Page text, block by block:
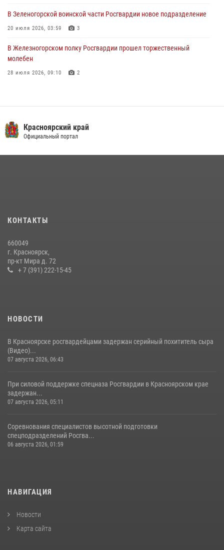
В Зеленогорской воинской части Росгвардии новое подразделение
20 июля 2026, 03:59 3
В Железногорском полку Росгвардии прошел торжественный
молебен
28 июля 2026, 09:10 2
10 июля 2026, 06:18 4
Военнослужащие Росгвардии железногорской воинской части
Росгвардии получили штатное вооружение
10 июля 2026, 06:21
празднования 70-летия города
21 июля 2026, 01:41
Красноярский край
Официальный портал
КОНТАКТЫ
660049
г. Красноярск,
пр-кт Мира д. 72
+ 7 (391) 222-15-45
НОВОСТИ
В Красноярске росгвардейцами задержан серийный похититель сыра
(Видео)...
07 августа 2026, 06:43
При силовой поддержке спецназа Росгвардии в Красноярском крае
задержан...
07 августа 2026, 05:11
Соревнования специалистов высотной подготовки
спецподразделений Росгва...
06 августа 2026, 01:59
НАВИГАЦИЯ
Новости
Карта сайта